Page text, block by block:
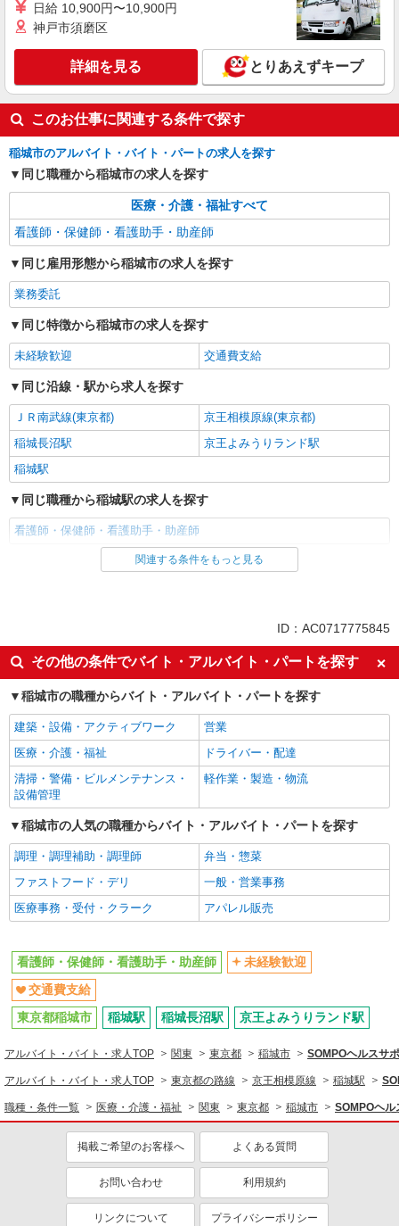
キープ 詳細を見る
定員で即終了！時給2400円〜★矢野口駅＊高
級老人ホームの看護師
時給2400円〜＜交通費全額支給(ガソリン代含
む)＞
東京都稲城市
キープ 詳細を見る
日給 10,900円〜10,900円
神戸市須磨区
詳細を見る とりあえずキープ
このお仕事に関連する条件で探す
稲城市のアルバイト・バイト・パートの求人を探す
同じ職種から稲城市の求人を探す
医療・介護・福祉すべて
看護師・保健師・看護助手・助産師
同じ雇用形態から稲城市の求人を探す
業務委託
同じ特徴から稲城市の求人を探す
未経験歓迎 交通費支給
同じ沿線・駅から求人を探す
ＪＲ南武線(東京都)
京王相模原線(東京都)
稲城長沼駅
京王よみうりランド駅
稲城駅
同じ職種から稲城駅の求人を探す
看護師・保健師・看護助手・助産師
同じ雇用形態から稲城駅の求人を探す
未経験歓迎 交通費支給
医療・介護・福祉
看護師・保健師・看護助手・助産師
同じ特徴から求人を探す
未経験歓迎 交通費支給
関連する条件をもっと見る
ID：AC0717775845
その他の条件でバイト・アルバイト・パートを探す
稲城市の職種からバイト・アルバイト・パートを探す
建築・設備・アクティブワーク
営業
医療・介護・福祉
ドライバー・配達
清掃・警備・ビルメンテナンス・
設備管理
軽作業・製造・物流
稲城市の人気の職種からバイト・アルバイト・パートを探す
調理・調理補助・調理師
弁当・惣菜
ファストフード・デリ
一般・営業事務
医療事務・受付・クラーク
アパレル販売
看護師・保健師・看護助手・助産師
未経験歓迎
交通費支給
東京都稲城市
稲城駅 稲城長沼駅 京王よみうりランド駅
アルバイト・バイト・求人TOP 関東 東京都 稲城市 SOMPOヘルスサ
アルバイト・バイト・求人TOP 東京都の路線 京王相模原線 稲城駅
職種・条件一覧 医療・介護・福祉 関東 東京都 稲城市 SOMPOヘ
掲載ご希望のお客様へ よくある質問
お問い合わせ 利用規約
リンクについて プライバシーポリシー